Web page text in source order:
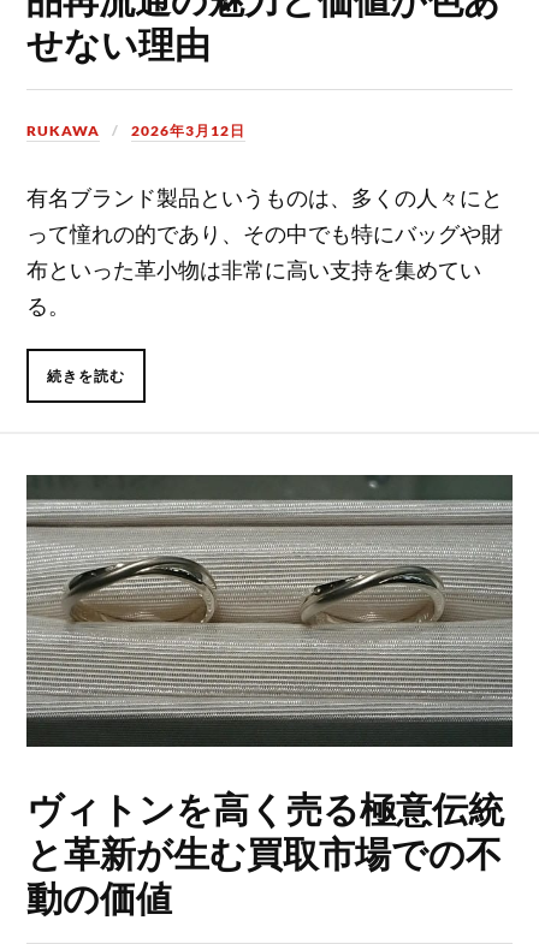
せない理由
RUKAWA 2026年3月12日
有名ブランド製品というものは、多くの人々にと
って憧れの的であり、その中でも特にバッグや財
布といった革小物は非常に高い支持を集めてい
る。
続きを読む
ヴィトンを高く売る極意伝統
と革新が生む買取市場での不
動の価値